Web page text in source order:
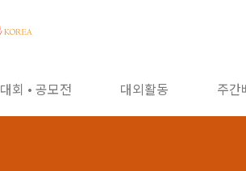
대회 • 공모전 대외활동 주간